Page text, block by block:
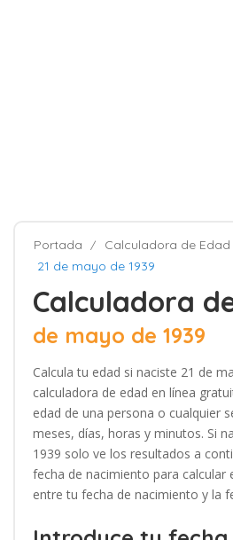
Portada
Calculadora de Edad
21 de mayo de 1939
Calculadora
de mayo de 1939
Calcula tu edad si naciste 21 de
calculadora de edad en línea
edad de una persona o cualquier
meses, días, horas y minutos. Si
1939 solo ve los resultados a
fecha de nacimiento para calcular
entre tu fecha de nacimiento y la